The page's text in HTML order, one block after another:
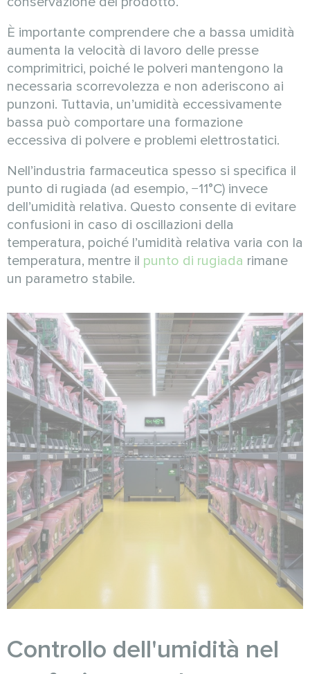
È importante comprendere che a bassa umidità
aumenta la velocità di lavoro delle presse
comprimitrici, poiché le polveri mantengono la
necessaria scorrevolezza e non aderiscono ai
punzoni. Tuttavia, un’umidità eccessivamente
bassa può comportare una formazione
eccessiva di polvere e problemi elettrostatici.
Nell’industria farmaceutica spesso si specifica il
punto di rugiada (ad esempio, −11°C) invece
dell’umidità relativa. Questo consente di evitare
confusioni in caso di oscillazioni della
temperatura, poiché l’umidità relativa varia con la
temperatura, mentre il punto di rugiada rimane
un parametro stabile.
Controllo dell'umidità nel